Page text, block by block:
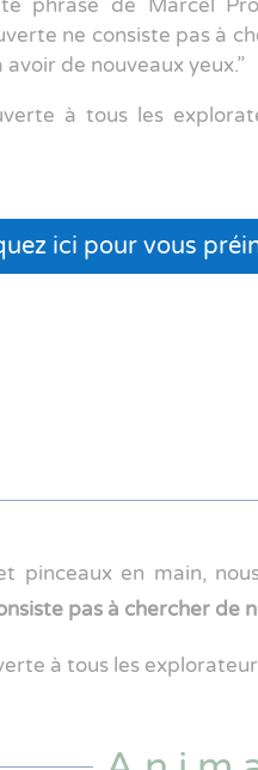
phrase de Marcel
ne consiste pas à
avoir de nouveaux yeux.”
à tous les
ici pour vous
pinceaux en main,
pas à chercher de
à tous les